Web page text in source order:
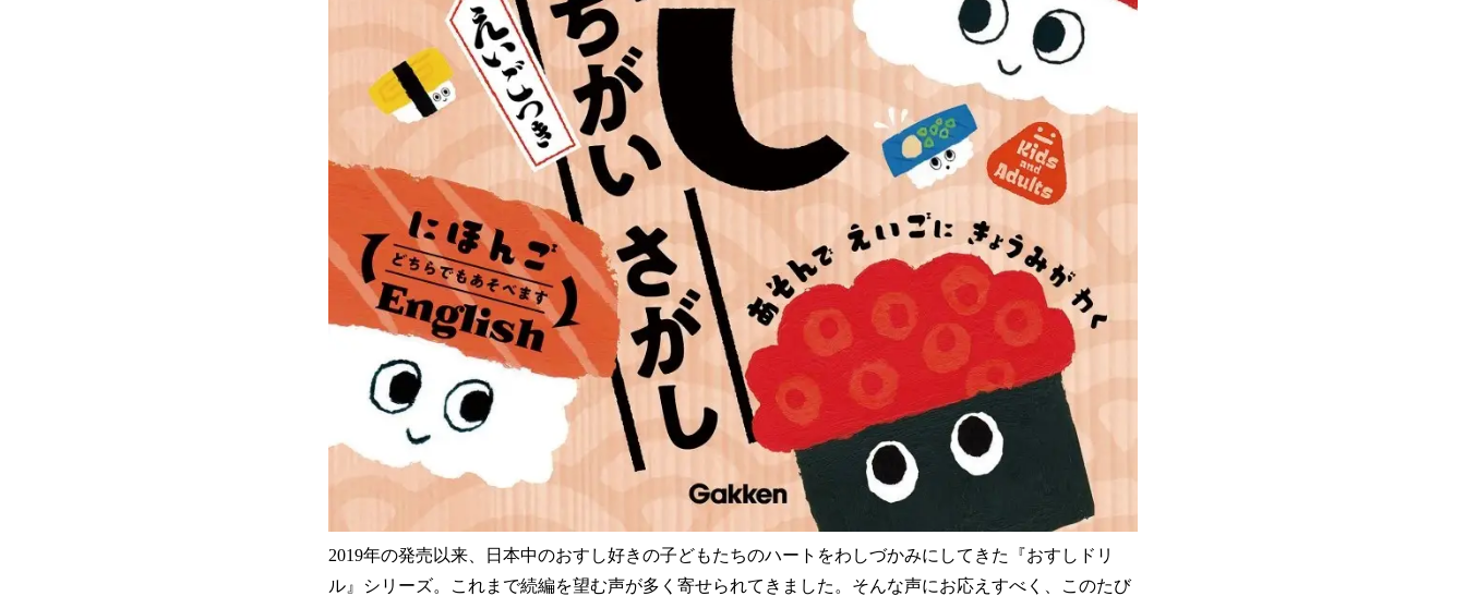
2019年の発売以来、日本中のおすし好きの子どもたちのハートをわしづかみにしてきた『おすしドリ
ル』シリーズ。これまで続編を望む声が多く寄せられてきました。そんな声にお応えすべく、このたび